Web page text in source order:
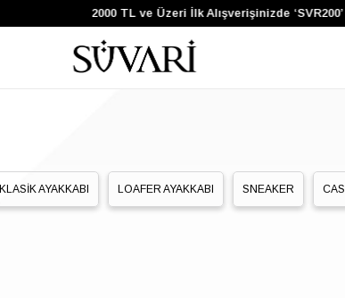
2000 TL ve Üzeri İlk Alışverişinizde ‘SVR200’
KLASİK AYAKKABI LOAFER AYAKKABI SNEAKER